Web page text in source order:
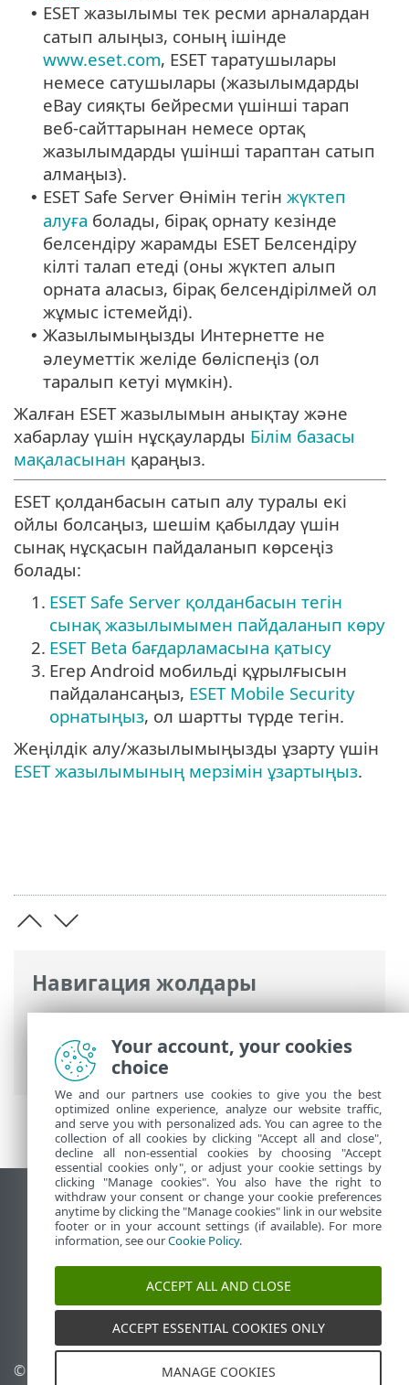
Навигация жолдары
ESET онлайн анықтамасы>ESET Safe
Server> Өнімді іске қосу > Тегін ESET
белсендіру кілті
• ESET жазылымы тек ресми арналардан
сатып алыңыз, соның ішінде
www.eset.com, ESET таратушылары
немесе сатушылары (жазылымдарды
eBay сияқты бейресми үшінші тарап
веб-сайттарынан немесе ортақ
жазылымдарды үшінші тараптан сатып
алмаңыз).
• ESET Safe Server Өнімін тегін жүктеп
алуға болады, бірақ орнату кезінде
белсендіру жарамды ESET Белсендіру
кілті талап етеді (оны жүктеп алып
орната аласыз, бірақ белсендірілмей ол
жұмыс істемейді).
• Жазылымыңызды Интернетте не
әлеуметтік желіде бөліспеңіз (ол
таралып кетуі мүмкін).
Жалған ESET жазылымын анықтау және
хабарлау үшін нұсқауларды Білім базасы
мақаласынан қараңыз.
ESET қолданбасын сатып алу туралы екі
ойлы болсаңыз, шешім қабылдау үшін
сынақ нұсқасын пайдаланып көрсеңіз
болады:
1. ESET Safe Server қолданбасын тегін
сынақ жазылымымен пайдаланып көру
2. ESET Beta бағдарламасына қатысу
3. Егер Android мобильді құрылғысын
пайдалансаңыз, ESET Mobile Security
орнатыңыз, ол шартты түрде тегін.
Жеңілдік алу/жазылымыңызды ұзарту үшін
ESET жазылымының мерзімін ұзартыңыз.
Жұмыс үстеліндегі сайтты қарау
End of Life
ESET білім қоры
ESET форумы
ESET Status Portal
Аймақтық қолдау
© 1992 - 2026 ESET, spol. s
Cookie файлдарын
Your account, your cookies
choice
We and our partners use cookies to give you the best
optimized online experience, analyze our website traffic,
and serve you with personalized ads. You can agree to the
collection of all cookies by clicking "Accept all and close",
decline all non-essential cookies by choosing "Accept
essential cookies only", or adjust your cookie settings by
clicking "Manage cookies". You also have the right to
withdraw your consent or change your cookie preferences
anytime by clicking the "Manage cookies" link in our website
footer or in your account settings (if available). For more
information, see ourCookie Policy.
ACCEPT ALL AND CLOSE
ACCEPT ESSENTIAL COOKIES ONLY
MANAGE COOKIES